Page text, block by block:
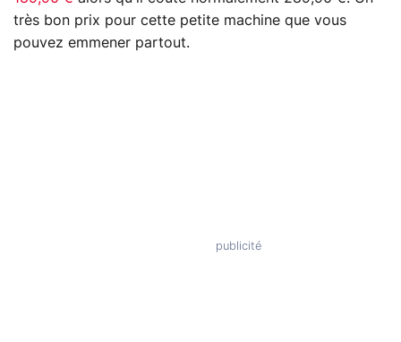
très bon prix pour cette petite machine que vous
pouvez emmener partout.